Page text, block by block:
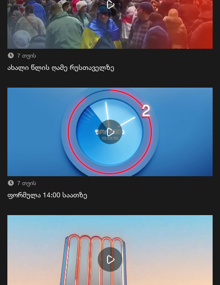
7 თვის
ახალი წლის ღამე რუსთაველზე
7 თვის
ფორმულა 14:00 საათზე